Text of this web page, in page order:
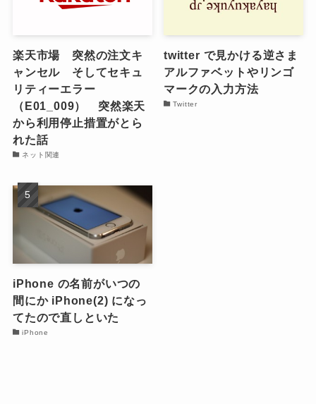
楽天市場 突然の注文キ
ャンセル そしてセキュ
リティーエラー
（E01_009） 突然楽天
から利用停止措置がとら
れた話
ネット関連
twitter で見かける逆さま
アルファベットやリンゴ
マークの入力方法
Twitter
iPhone の名前がいつの
間にか iPhone(2) になっ
てたので直しといた
iPhone